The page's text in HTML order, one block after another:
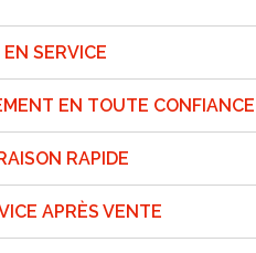
EN SERVICE
EN TOUTE CONFIANCE
RAPIDE
APRÈS VENTE